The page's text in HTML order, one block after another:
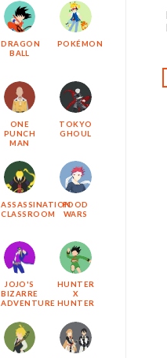
DRAGON
BALL
POKÉMON
ONE
PUNCH
MAN
TOKYO
GHOUL
ASSASSINATION
CLASSROOM
FOOD
WARS
JOJO'S
BIZARRE
ADVENTURE
HUNTER
X
HUNTER